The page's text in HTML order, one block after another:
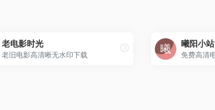
老电影时光
老旧电影高清晰无水印下载
曦阳小站